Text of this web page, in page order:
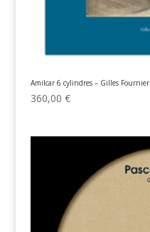
Amilcar 6 cylindres – Gilles Fournier
360,00 €